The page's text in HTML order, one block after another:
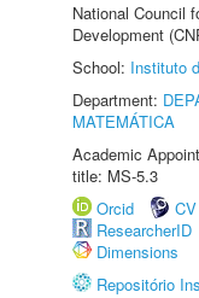
National Council
Development
School: Instituto
Department:
MATEMÁTICA
Academic
title: MS-5.3
Orcid
ResearcherID
Dimensions
Repositório